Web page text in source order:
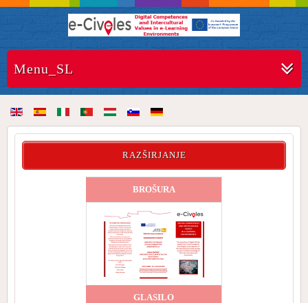
Menu_SL
RAZŠIRJANJE
BROŠURA
GLASILO